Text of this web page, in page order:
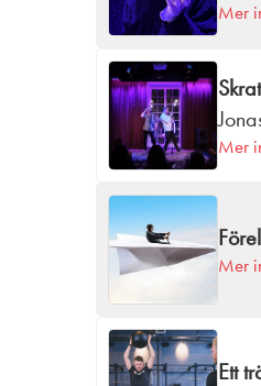
Mer
Mer
Mer
Ett